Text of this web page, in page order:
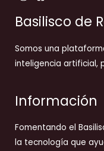
Basilisco de
Somos una
inteligencia artificial,
Información
Fomentando el
la tecnología que